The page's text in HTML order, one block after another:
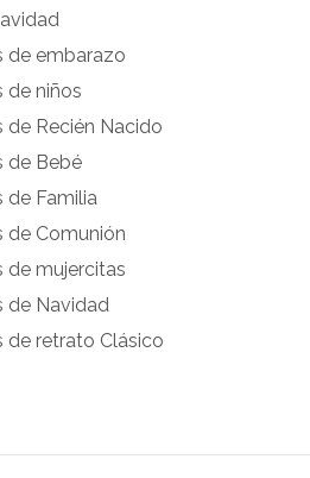
de embarazo
de niños
Recién Nacido
de Bebé
de Familia
de Comunión
de mujercitas
de Navidad
de retrato Clásico